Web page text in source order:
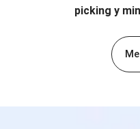
picking y